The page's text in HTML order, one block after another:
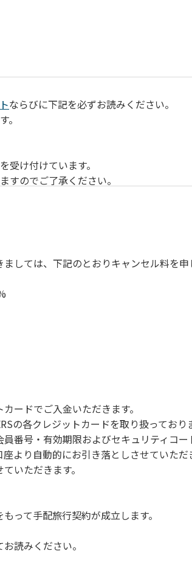
ならびに下記を必ずお読みください。
。
受け付けています。
すのでご了承ください。
ンスを確保してのお食事。
。（ご希望の時間がある方はお申し出く
。
合がございます。また、山の上なので
スクの着用をお願いします。
手指の消毒をお願いします。
。
させていただきます。
しては、下記のとおりキャンセル料を申
ードでご入金いただきます。
の各クレジットカードを取り扱っており
番号・有効期限およびセキュリティコー
より自動的にお引き落としさせていただ
いただきます。
って手配旅行契約が成立します。
読みください。